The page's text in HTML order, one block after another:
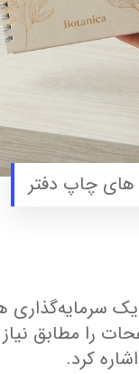
های چاپ دفتر
سرمایه‌گذاری
مطابق نیاز
کرد.